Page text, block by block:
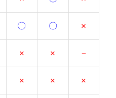
〇 〇 ×
× × －
× × ×